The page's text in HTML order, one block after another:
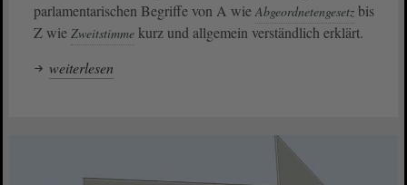
parlamentarischen Begriffe von A wieAbgeordnetengesetz bis
Z wie Zweitstimme kurz und allgemein verständlich erklärt.
weiterlesen